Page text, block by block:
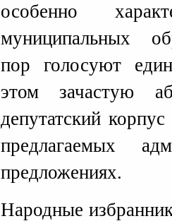
особенно
муниципальных
пор голосуют
этом зачастую
депутатский
предлагаемых
предложениях.
Народные